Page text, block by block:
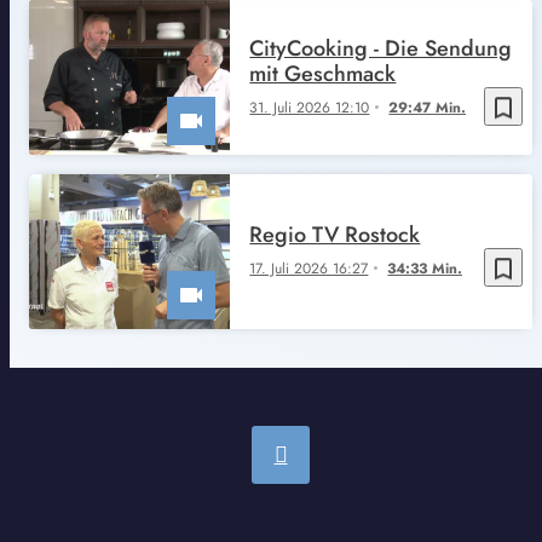
bookmark_border
31. Juli 2026 12:10 29:47 Min.
CityCooking - Die Sendung
mit Geschmack
bookmark_border
17. Juli 2026 16:27 34:33 Min.
Regio TV Rostock